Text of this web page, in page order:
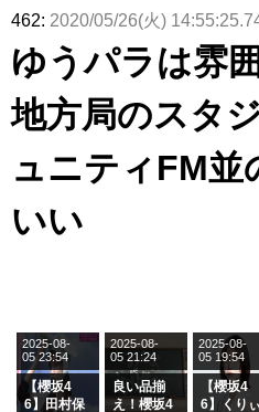
462: 2020/05/26(火)
ゆうパラは雰
地方局のスタ
ュニティFM並
いい
【櫻坂4
6】田村保
2025-08-
05 23:54
良い品揃
え！櫻坂4
2025-08-
05 21:24
【櫻坂4
6】くりぃ
2025-08-
05 19:54